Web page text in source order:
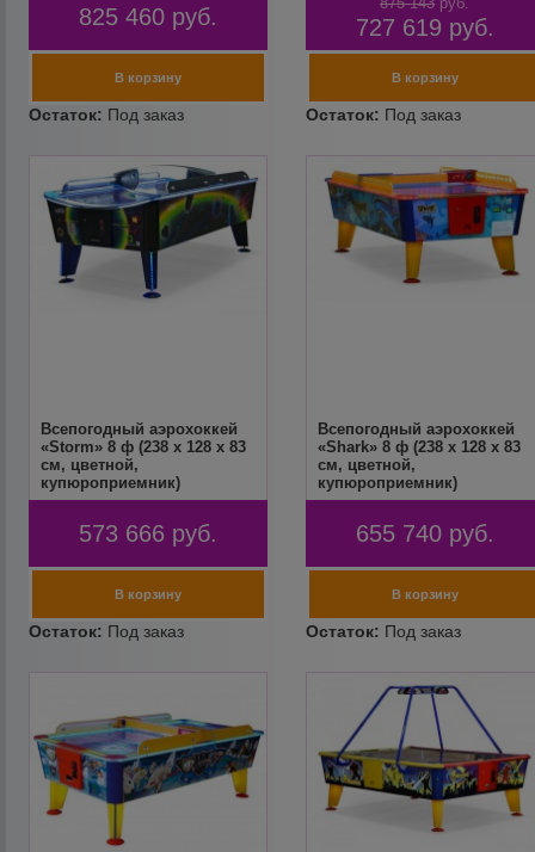
825 460 руб. 727 619 руб.
Всепогодный аэрохоккей
«Storm» 8 ф (238 х 128 х 83
см, цветной,
купюроприемник)
573 666 руб.
Всепогодный аэрохоккей
«Shark» 8 ф (238 х 128 х 83
см, цветной,
купюроприемник)
655 740 руб.